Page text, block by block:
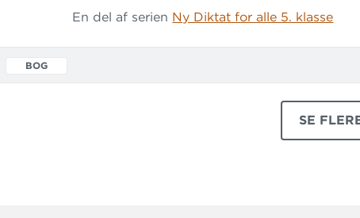
standpunkt. Hæfte A anvendes i første
En del af serien Ny Diktat for alle 5. klasse
BOG
SE